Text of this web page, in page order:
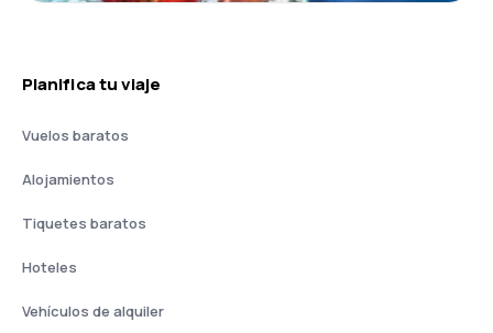
Planifica tu viaje
Vuelos baratos
Alojamientos
Tiquetes baratos
Hoteles
Vehículos de alquiler